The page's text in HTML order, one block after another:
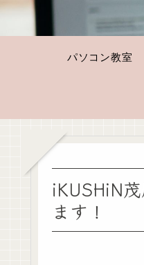
パソコン教室
iKUSHiN
ます！